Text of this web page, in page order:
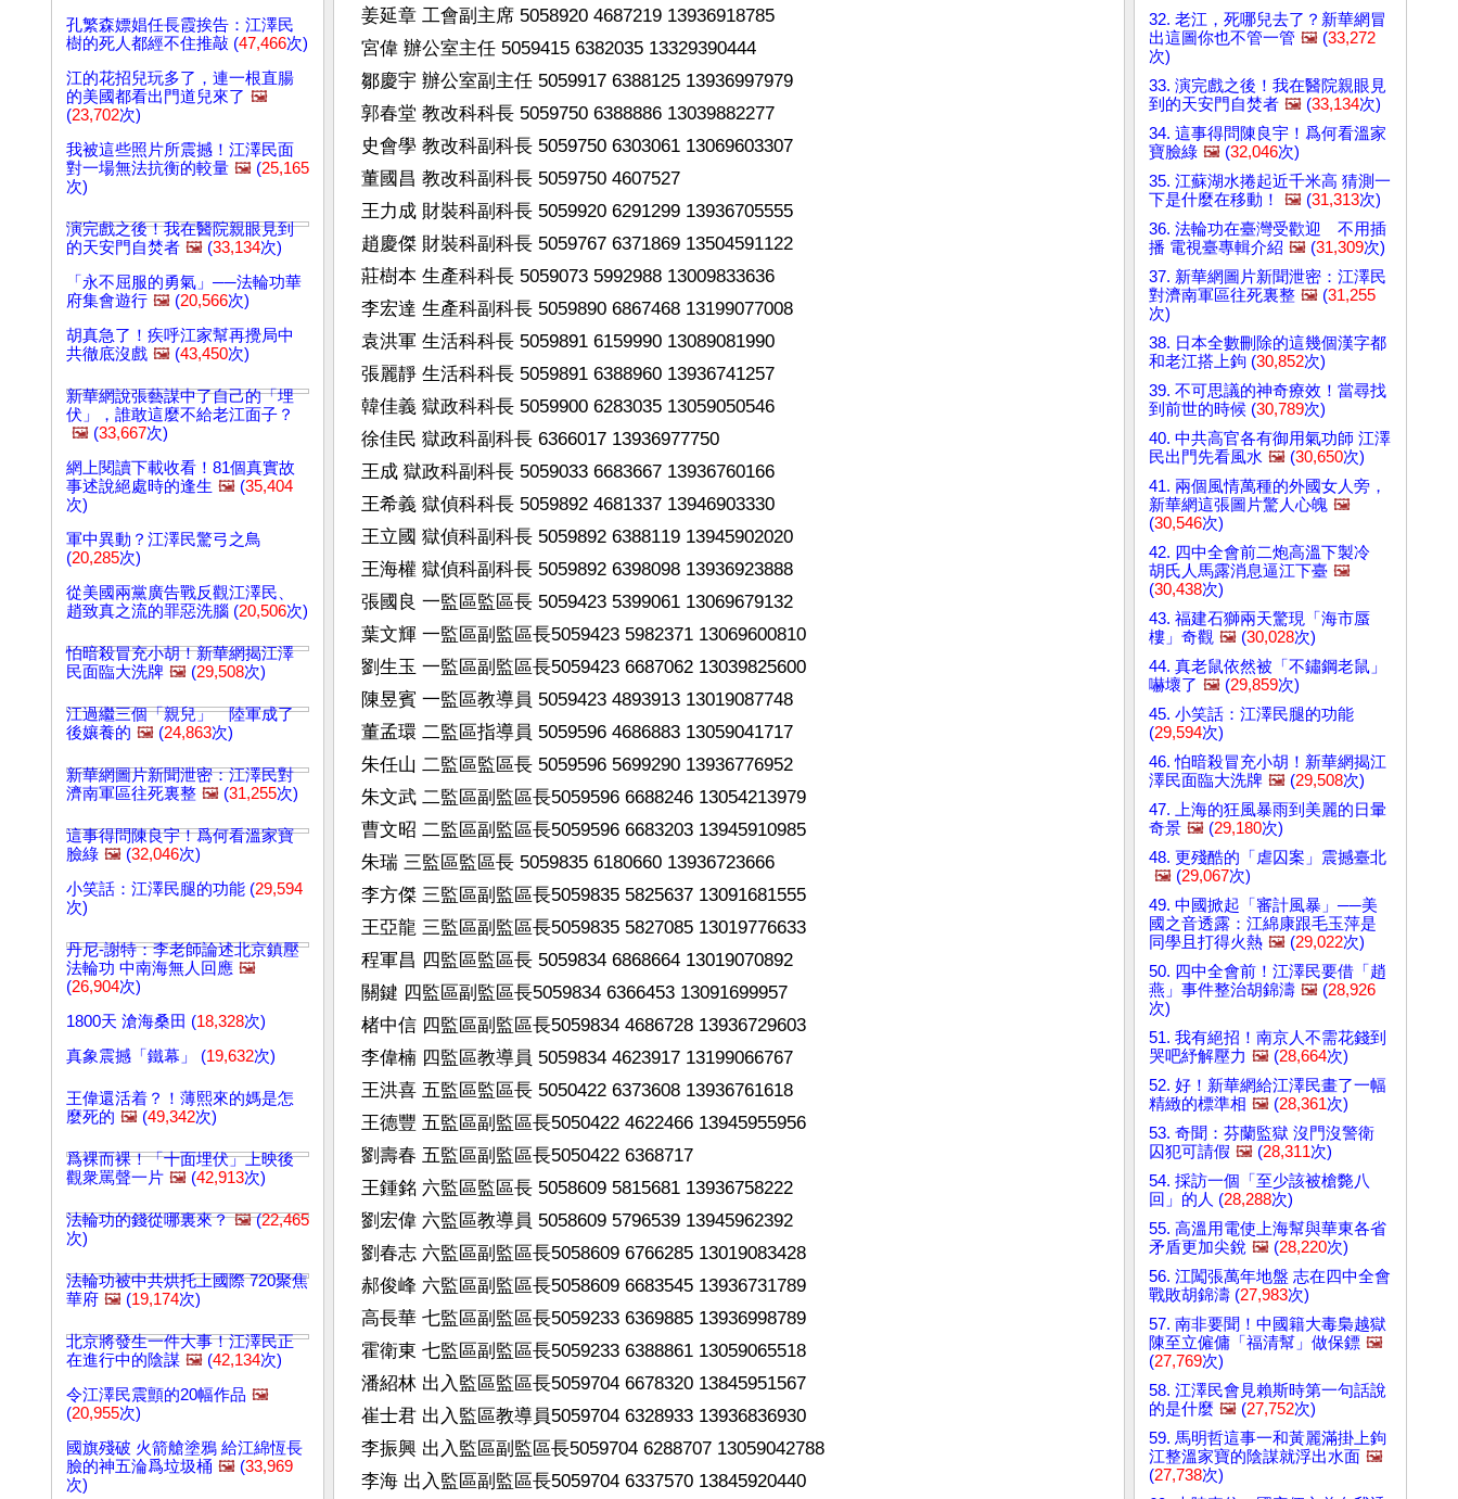
孔繁森嫖娼任長霞挨告：江澤民
樹的死人都經不住推敲 (47,466次)
江的花招兒玩多了，連一根直腸
的美國都看出門道兒來了 🖼️
(23,702次)
我被這些照片所震撼！江澤民面
對一場無法抗衡的較量 🖼️ (25,165
次)
演完戲之後！我在醫院親眼見到
的天安門自焚者 🖼️ (33,134次)
「永不屈服的勇氣」──法輪功華
府集會遊行 🖼️ (20,566次)
胡真急了！疾呼江家幫再攪局中
共徹底沒戲 🖼️ (43,450次)
新華網說張藝謀中了自己的「埋
伏」，誰敢這麼不給老江面子？
🖼️ (33,667次)
網上閱讀下載收看！81個真實故
事述說絕處時的逢生 🖼️ (35,404
次)
軍中異動？江澤民驚弓之鳥
(20,285次)
從美國兩黨廣告戰反觀江澤民、
趙致真之流的罪惡洗腦 (20,506次)
怕暗殺冒充小胡！新華網揭江澤
民面臨大洗牌 🖼️ (29,508次)
江過繼三個「親兒」 陸軍成了
後孃養的 🖼️ (24,863次)
新華網圖片新聞泄密：江澤民對
濟南軍區往死裏整 🖼️ (31,255次)
這事得問陳良宇！爲何看溫家寶
臉綠 🖼️ (32,046次)
小笑話：江澤民腿的功能 (29,594
次)
丹尼-謝特：李老師論述北京鎮壓
法輪功 中南海無人回應 🖼️
(26,904次)
1800天 滄海桑田 (18,328次)
真象震撼「鐵幕」 (19,632次)
王偉還活着？！薄熙來的媽是怎
麼死的 🖼️ (49,342次)
爲裸而裸！「十面埋伏」上映後
觀衆罵聲一片 🖼️ (42,913次)
法輪功的錢從哪裏來？ 🖼️(22,465
次)
法輪功被中共烘托上國際 720聚焦
華府 🖼️ (19,174次)
北京將發生一件大事！江澤民正
在進行中的陰謀 🖼️ (42,134次)
令江澤民震顫的20幅作品 🖼️
(20,955次)
國旗殘破 火箭艙塗鴉 給江綿恆長
臉的神五淪爲垃圾桶 🖼️ (33,969
次)
姜延章 工會副主席 5058920 4687219 13936918785
宮偉 辦公室主任 5059415 6382035 13329390444
鄒慶宇 辦公室副主任 5059917 6388125 13936997979
郭春堂 教改科科長 5059750 6388886 13039882277
史會學 教改科副科長 5059750 6303061 13069603307
董國昌 教改科副科長 5059750 4607527
王力成 財裝科副科長 5059920 6291299 13936705555
趙慶傑 財裝科副科長 5059767 6371869 13504591122
莊樹本 生產科科長 5059073 5992988 13009833636
李宏達 生產科副科長 5059890 6867468 13199077008
袁洪軍 生活科科長 5059891 6159990 13089081990
張麗靜 生活科科長 5059891 6388960 13936741257
韓佳義 獄政科科長 5059900 6283035 13059050546
徐佳民 獄政科副科長 6366017 13936977750
王成 獄政科副科長 5059033 6683667 13936760166
王希義 獄偵科科長 5059892 4681337 13946903330
王立國 獄偵科副科長 5059892 6388119 13945902020
王海權 獄偵科副科長 5059892 6398098 13936923888
張國良 一監區監區長 5059423 5399061 13069679132
葉文輝 一監區副監區長5059423 5982371 13069600810
劉生玉 一監區副監區長5059423 6687062 13039825600
陳昱賓 一監區教導員 5059423 4893913 13019087748
董孟環 二監區指導員 5059596 4686883 13059041717
朱任山 二監區監區長 5059596 5699290 13936776952
朱文武 二監區副監區長5059596 6688246 13054213979
曹文昭 二監區副監區長5059596 6683203 13945910985
朱瑞 三監區監區長 5059835 6180660 13936723666
李方傑 三監區副監區長5059835 5825637 13091681555
王亞龍 三監區副監區長5059835 5827085 13019776633
程軍昌 四監區監區長 5059834 6868664 13019070892
關鍵 四監區副監區長5059834 6366453 13091699957
楮中信 四監區副監區長5059834 4686728 13936729603
李偉楠 四監區教導員 5059834 4623917 13199066767
王洪喜 五監區監區長 5050422 6373608 13936761618
王德豐 五監區副監區長5050422 4622466 13945955956
劉壽春 五監區副監區長5050422 6368717
王鍾銘 六監區監區長 5058609 5815681 13936758222
劉宏偉 六監區教導員 5058609 5796539 13945962392
劉春志 六監區副監區長5058609 6766285 13019083428
郝俊峰 六監區副監區長5058609 6683545 13936731789
高長華 七監區副監區長5059233 6369885 13936998789
霍衛東 七監區副監區長5059233 6388861 13059065518
潘紹林 出入監區監區長5059704 6678320 13845951567
崔士君 出入監區教導員5059704 6328933 13936836930
李振興 出入監區副監區長5059704 6288707 13059042788
李海 出入監區副監區長5059704 6337570 13845920440
32. 老江，死哪兒去了？新華網冒
出這圖你也不管一管 🖼️ (33,272
次)
33. 演完戲之後！我在醫院親眼見
到的天安門自焚者 🖼️ (33,134次)
34. 這事得問陳良宇！爲何看溫家
寶臉綠 🖼️ (32,046次)
35. 江蘇湖水捲起近千米高 猜測一
下是什麼在移動！
🖼️ (31,313次)
36. 法輪功在臺灣受歡迎 不用插
播 電視臺專輯介紹 🖼️ (31,309次)
37. 新華網圖片新聞泄密：江澤民
對濟南軍區往死裏整 🖼️ (31,255
次)
38. 日本全數刪除的這幾個漢字都
和老江搭上鉤 (30,852次)
39. 不可思議的神奇療效！當尋找
到前世的時候 (30,789次)
40. 中共高官各有御用氣功師 江澤
民出門先看風水 🖼️ (30,650次)
41. 兩個風情萬種的外國女人旁，
新華網這張圖片驚人心魄 🖼️
(30,546次)
42. 四中全會前二炮高溫下製冷
胡氏人馬露消息逼江下臺 🖼️
(30,438次)
43. 福建石獅兩天驚現「海市蜃
樓」奇觀 🖼️ (30,028次)
44. 真老鼠依然被「不鏽鋼老鼠」
嚇壞了 🖼️ (29,859次)
45. 小笑話：江澤民腿的功能
(29,594次)
46. 怕暗殺冒充小胡！新華網揭江
澤民面臨大洗牌 🖼️ (29,508次)
47. 上海的狂風暴雨到美麗的日暈
奇景 🖼️ (29,180次)
48. 更殘酷的「虐囚案」震撼臺北
🖼️ (29,067次)
49. 中國掀起「審計風暴」──美
國之音透露：江綿康跟毛玉萍是
同學且打得火熱 🖼️ (29,022次)
50. 四中全會前！江澤民要借「趙
燕」事件整治胡錦濤 🖼️ (28,926
次)
51. 我有絕招！南京人不需花錢到
哭吧紓解壓力 🖼️ (28,664次)
52. 好！新華網給江澤民畫了一幅
精緻的標準相 🖼️ (28,361次)
53. 奇聞：芬蘭監獄 沒門沒警衛
囚犯可請假 🖼️ (28,311次)
54. 採訪一個「至少該被槍斃八
回」的人 (28,288次)
55. 高溫用電使上海幫與華東各省
矛盾更加尖銳 🖼️ (28,220次)
56. 江闖張萬年地盤 志在四中全會
戰敗胡錦濤 (27,983次)
57. 南非要聞！中國籍大毒梟越獄
陳至立僱傭「福清幫」做保鏢 🖼️
(27,769次)
58. 江澤民會見賴斯時第一句話說
的是什麼 🖼️ (27,752次)
59. 馬明哲這事一和黃麗滿掛上鉤
江整溫家寶的陰謀就浮出水面 🖼️
(27,738次)